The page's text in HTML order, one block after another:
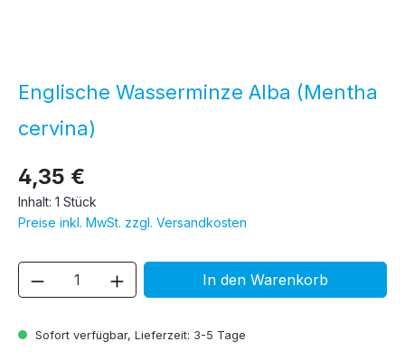
Englische Wasserminze Alba (Mentha
cervina)
4,35 €
Inhalt: 1 Stück
Preise inkl. MwSt. zzgl. Versandkosten
Sofort verfügbar, Lieferzeit: 3-5 Tage
Produkt Anzahl: Gib denIn den Warenkorb